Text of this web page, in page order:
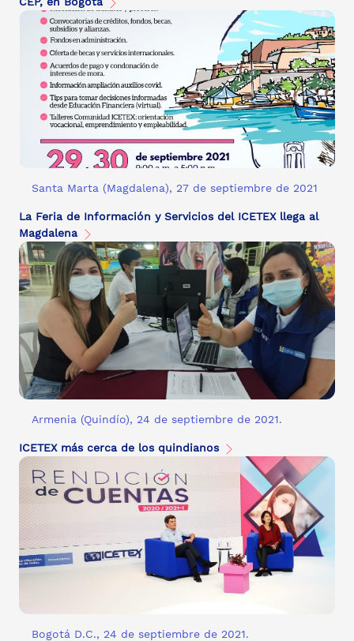
Santa Marta (Magdalena), 27 de septiembre de 2021
La Feria de Información y Servicios del ICETEX llega al
Magdalena
Armenia (Quindío), 24 de septiembre de 2021.
ICETEX más cerca de los quindianos
Bogotá D.C., 24 de septiembre de 2021.